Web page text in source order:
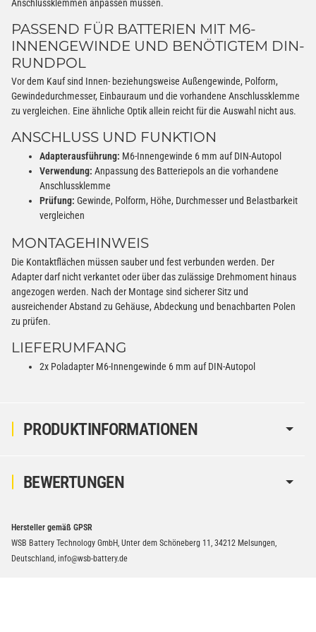
PRODUKTINFORMATIONEN
Anschlussklemmen anpassen müssen.
PASSEND FÜR BATTERIEN MIT M6-
INNENGEWINDE UND BENÖTIGTEM DIN-
RUNDPOL
Vor dem Kauf sind Innen- beziehungsweise Außengewinde, Polform,
Gewindedurchmesser, Einbauraum und die vorhandene Anschlussklemme
zu vergleichen. Eine ähnliche Optik allein reicht für die Auswahl nicht aus.
ANSCHLUSS UND FUNKTION
Adapterausführung: M6-Innengewinde 6 mm auf DIN-Autopol
Verwendung: Anpassung des Batteriepols an die vorhandene
Anschlussklemme
Prüfung: Gewinde, Polform, Höhe, Durchmesser und Belastbarkeit
vergleichen
MONTAGEHINWEIS
Die Kontaktflächen müssen sauber und fest verbunden werden. Der
Adapter darf nicht verkantet oder über das zulässige Drehmoment hinaus
angezogen werden. Nach der Montage sind sicherer Sitz und
ausreichender Abstand zu Gehäuse, Abdeckung und benachbarten Polen
zu prüfen.
LIEFERUMFANG
2x Poladapter M6-Innengewinde 6 mm auf DIN-Autopol
BEWERTUNGEN
Hersteller gemäß GPSR
WSB Battery Technology GmbH, Unter dem Schöneberg 11, 34212 Melsungen,
Deutschland, info@wsb-battery.de